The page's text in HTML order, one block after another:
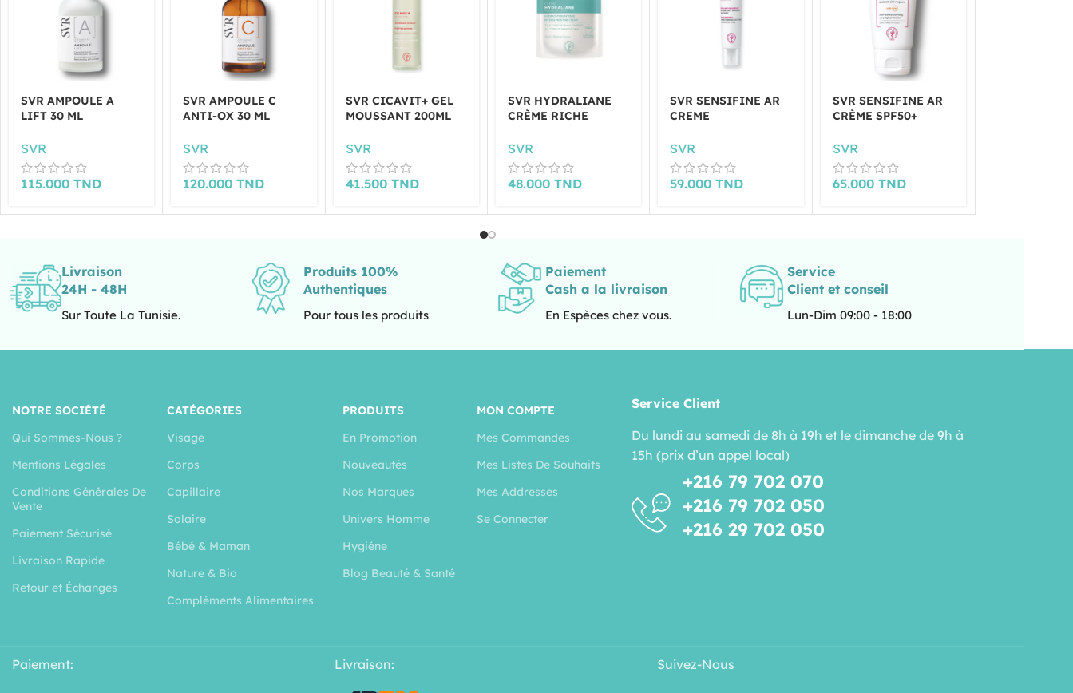
SVR AMPOULE A
LIFT 30 ML
SVR
115.000 TND
SVR AMPOULE C
ANTI-OX 30 ML
SVR
120.000TND
SVR CICAVIT+ GEL
MOUSSANT 200ML
SVR
41.500 TND
SVR HYDRALIANE
CRÈME RICHE
SVR
48.000 TND
SVR SENSIFINE AR
CREME
SVR
59.000TND
SVR SENSIFINE AR
CRÈME SPF50+
SVR
65.000 TND
Livraison
24H - 48H
Sur Toute La Tunisie.
Produits 100%
Authentiques
Pour tous les produits
Paiement
Cash a la livraison
En Espèces chez vous.
Service
Client et conseil
Lun-Dim 09:00 - 18:00
NOTRE SOCIÉTÉ
Qui Sommes-Nous ?
Mentions Légales
Conditions Générales De
Vente
Paiement Sécurisé
Livraison Rapide
Retour et Échanges
CATÉGORIES
Visage
Corps
Capillaire
Solaire
Bébé & Maman
Nature & Bio
Compléments Alimentaires
PRODUITS
En Promotion
Nouveautés
Nos Marques
Univers Homme
Hygiéne
Blog Beauté & Santé
MON COMPTE
Mes Commandes
Mes Listes De Souhaits
Mes Addresses
Se Connecter
Service Client
Du lundi au samedi de 8h à 19h et le dimanche de 9h à
15h (prix d’un appel local)
+216 79 702 070
+216 79 702 050
+216 29 702 050
Paiement: Livraison: Suivez-Nous